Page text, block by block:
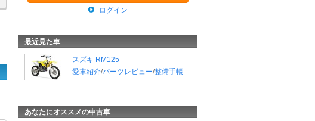
ログイン
最近見た車
スズキ RM125
愛車紹介/パーツレビュー/整備手帳
あなたにオススメの中古車